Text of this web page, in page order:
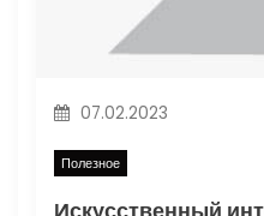
а
п
и
07.02.2023
Полезное